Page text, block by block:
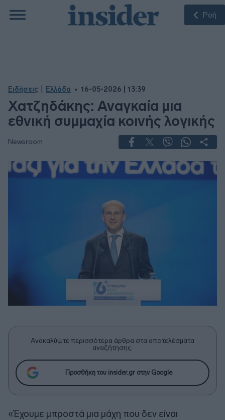
Ροή
Ειδήσεις Ελλάδα 16-05-2026 | 13:39
Χατζηδάκης: Αναγκαία μια
εθνική συμμαχία κοινής λογικής
Newsroom
Ανακαλύψτε περισσότερα άρθρα στα αποτελέσματα
αναζήτησης.
Προσθήκη του insider.gr στην Google
«Έχουμε μπροστά μια μάχη που δεν είναι